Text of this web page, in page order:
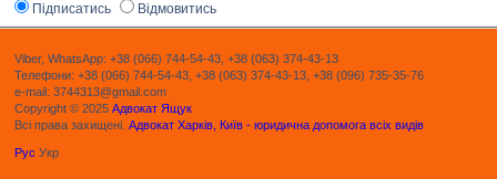
Підписатись Відмовитись
Viber, WhatsApp: +38 (066) 744-54-43, +38 (063) 374-43-13
Телефони: +38 (066) 744-54-43, +38 (063) 374-43-13, +38 (096) 735-35-76
e-mail: 3744313@gmail.com
Copyright © 2025 Адвокат Ящук
Всі права захищені. Адвокат Харків, Київ - юридична допомога всіх видів
Рус Укр